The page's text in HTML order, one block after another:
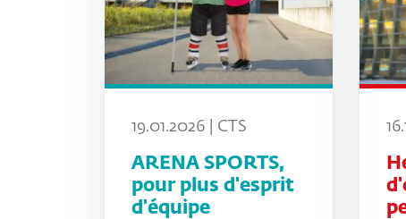
19.01.2026 | CTS
ARENA SPORTS,
pour plus d'esprit
d'équipe